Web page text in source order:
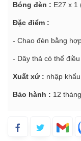
Bóng đèn : E27 x 1
Đặc điểm :
- Chao đèn bằng
- Dây thả có thể
Xuất xứ : nhập khẩu
Bảo hành : 12 tháng